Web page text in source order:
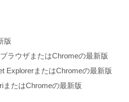
版
ラウザまたはChromeの最新版
ExplorerまたはChromeの最新版
またはChromeの最新版